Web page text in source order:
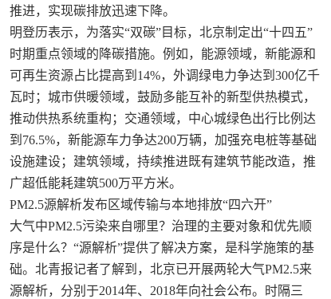
推进，实现碳排放迅速下降。
明登历表示，为落实“双碳”目标，北京制定出“十四五”
时期重点领域的降碳措施。例如，能源领域，新能源和
可再生资源占比提高到14%，外调绿电力争达到300亿千
瓦时；城市供暖领域，鼓励多能互补的新型供热模式，
推动供热系统重构；交通领域，中心城绿色出行比例达
到76.5%，新能源车力争达200万辆，加强充电桩等基础
设施建设；建筑领域，持续推进既有建筑节能改造，推
广超低能耗建筑500万平方米。
PM2.5源解析发布区域传输与本地排放“四六开”
大气中PM2.5污染来自哪里？治理的主要对象和优先顺
序是什么？“源解析”提供了解决方案，是科学施策的基
础。北青报记者了解到，北京已开展两轮大气PM2.5来
源解析，分别于2014年、2018年向社会公布。时隔三